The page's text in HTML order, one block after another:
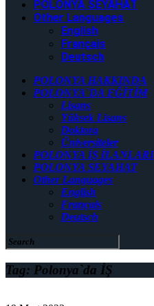
POLONYA SEYAHAT
Other Languages
English
Français
Deutsch
POLONYA HAKKINDA
POLONYA`DA EĞİTİM
Lisans
Yüksek Lisans
Doktora
Üniversiteler
POLONYA İŞ İLANLARI
POLONYA SEYAHAT
Other Languages
English
Français
Deutsch
Tag: Polonya`da İŞ